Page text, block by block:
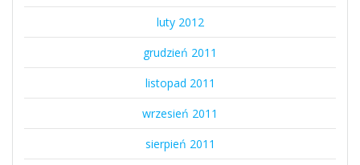
luty 2012
grudzień 2011
listopad 2011
wrzesień 2011
sierpień 2011